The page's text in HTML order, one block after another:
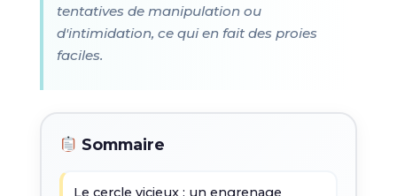
tentatives de manipulation ou
d'intimidation, ce qui en fait des proies
faciles.
Sommaire
Le cercle vicieux : un engrenage